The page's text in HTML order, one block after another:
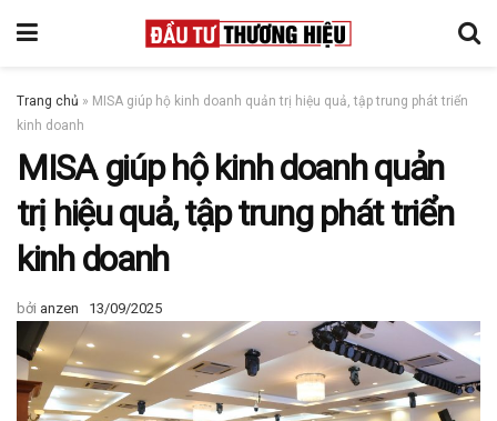
Trang chủ » MISA giúp hộ kinh doanh quản trị hiệu quả, tập trung phát triển
kinh doanh
MISA giúp hộ kinh doanh quản
trị hiệu quả, tập trung phát triển
kinh doanh
bởi anzen 13/09/2025